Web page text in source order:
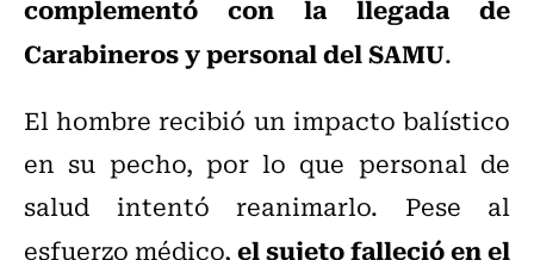
complementó con la llegada de
Carabineros y personal del SAMU.
El hombre recibió un impacto balístico
en su pecho, por lo que personal de
salud intentó reanimarlo. Pese al
esfuerzo médico,el sujeto falleció en el